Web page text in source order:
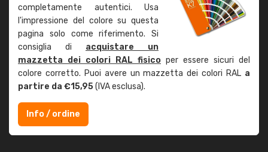
completamente autentici. Usa
l'impressione del colore su questa
pagina solo come riferimento. Si
consiglia di acquistare un
mazzetta dei colori RAL fisico per essere sicuri del
colore corretto. Puoi avere un mazzetta dei colori RAL a
partire da €15,95(IVA esclusa).
Info / ordine